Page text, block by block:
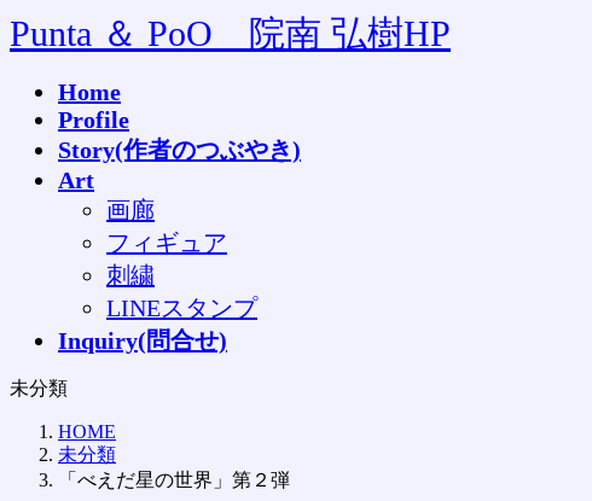
コ
ン
ナ
ビ
Punta ＆ PoO 院南 弘樹HP
Home
Profile
Story(作者のつぶやき)
Art
画廊
フィギュア
刺繍
LINEスタンプ
Inquiry(問合せ)
未分類
HOME
未分類
「べえだ星の世界」第２弾